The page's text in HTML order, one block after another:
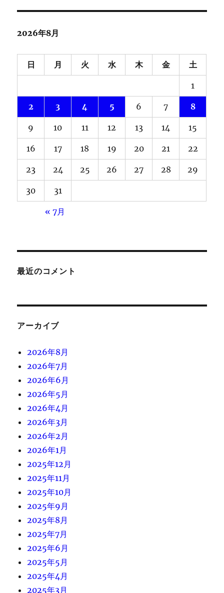
2026年8月
日 月 火 水 木 金 土
1
2 3 4 5 6 7 8
9 10 11 12 13 14 15
16 17 18 19 20 21 22
23 24 25 26 27 28 29
30 31
« 7月
最近のコメント
アーカイブ
2026年8月
2026年7月
2026年6月
2026年5月
2026年4月
2026年3月
2026年2月
2026年1月
2025年12月
2025年11月
2025年10月
2025年9月
2025年8月
2025年7月
2025年6月
2025年5月
2025年4月
2025年3月